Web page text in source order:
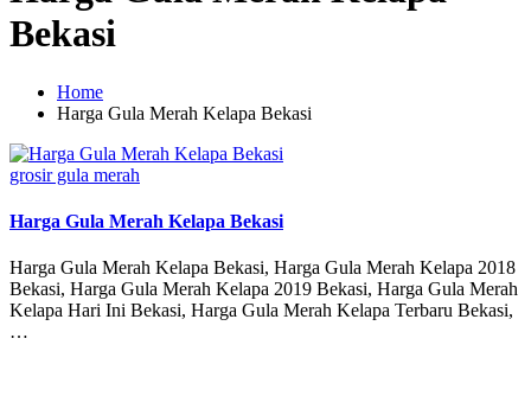
Bekasi
Home
Harga Gula Merah Kelapa Bekasi
Posted
grosir gula merah
Harga Gula Merah Kelapa Bekasi
Harga Gula Merah Kelapa Bekasi, Harga Gula Merah Kelapa 2018
Bekasi, Harga Gula Merah Kelapa 2019 Bekasi, Harga Gula Merah
Kelapa Hari Ini Bekasi, Harga Gula Merah Kelapa Terbaru Bekasi,
…